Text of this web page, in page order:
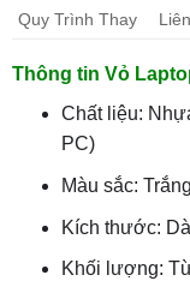
Quy Trình Thay
Thông tin Vỏ
Chất liệu:
PC)
Màu sắc:
Kích thước:
Khối lượng: